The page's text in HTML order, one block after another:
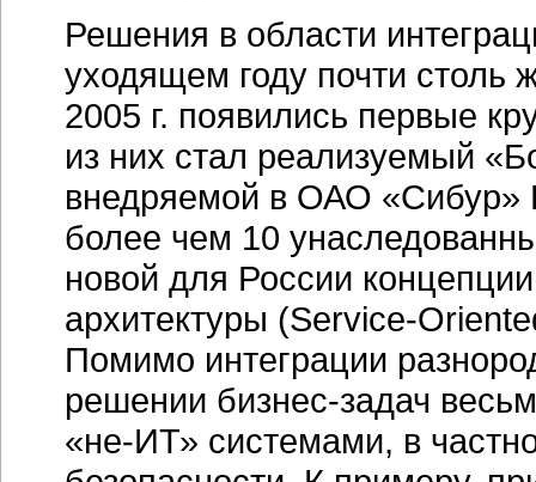
Решения в области
уходящем году почти столь
2005 г. появились первые
из них стал реализуемый
внедряемой в ОАО «Сибур»
более чем 10
новой для России
архитектуры (Service-
Помимо интеграции
решении бизнес-задач
«не-ИТ» системами, в